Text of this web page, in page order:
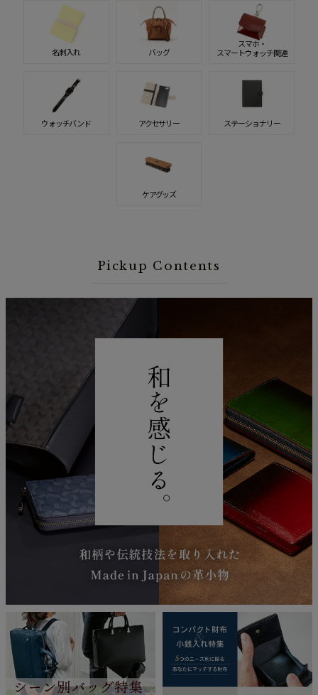
名刺入れ バッグ
スマホ・
スマートウォッチ関連
ウォッチバンド アクセサリー ステーショナリー
ケアグッズ
Pickup Contents